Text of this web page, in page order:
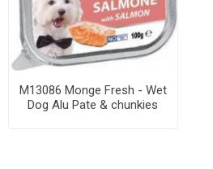
M13086 Monge Fresh - Wet
Dog Alu Pate & chunkies